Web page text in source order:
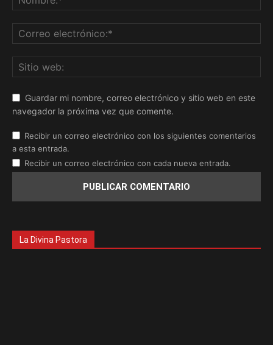
Guardar mi nombre, correo electrónico y sitio web en este
navegador la próxima vez que comente.
Recibir un correo electrónico con los siguientes comentarios
a esta entrada.
Recibir un correo electrónico con cada nueva entrada.
La Divina Pastora